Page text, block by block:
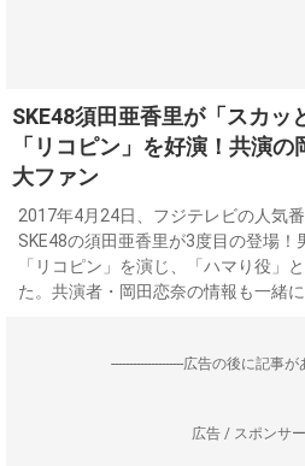
SKE48須田亜香里が「スカッ
「リコピン」を好演！共演
大ファン
2017年4月24日、フジテレビの人気
SKE48の須田亜香里が3度目の登場
「リコピン」を演じ、「ハマり役」
た。共演者・岡田恋奈の情報も一緒に
--------------------広告の後に記事が
広告 / スポンサ